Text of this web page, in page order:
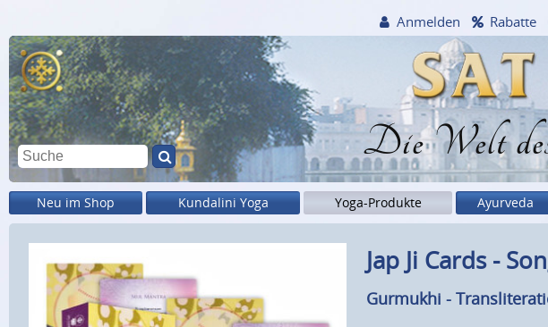
Die Welt
Anmelden Rabatte
Neu im Shop Kundalini Yoga Yoga-Produkte Ayurveda
Jap Ji Cards -
Gurmukhi -